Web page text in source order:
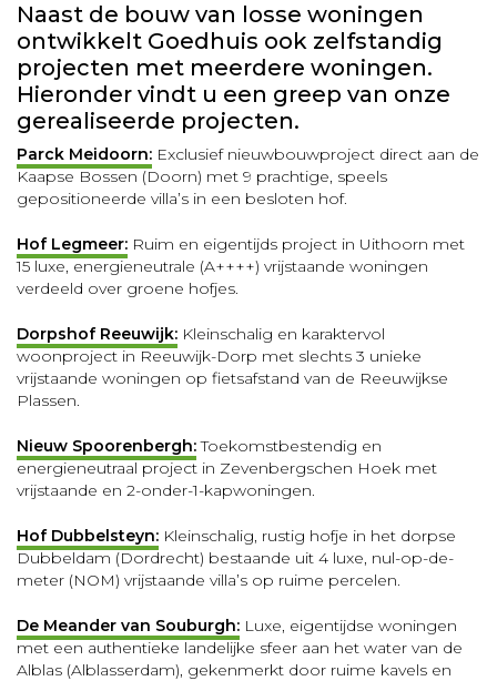
Naast de bouw van losse woningen
ontwikkelt Goedhuis ook zelfstandig
projecten met meerdere woningen.
Hieronder vindt u een greep van onze
gerealiseerde projecten.
Parck Meidoorn: Exclusief nieuwbouwproject direct aan de
Kaapse Bossen (Doorn) met 9 prachtige, speels
gepositioneerde villa’s in een besloten hof.
Hof Legmeer: Ruim en eigentijds project in Uithoorn met
15 luxe, energieneutrale (A++++) vrijstaande woningen
verdeeld over groene hofjes.
Dorpshof Reeuwijk: Kleinschalig en karaktervol
woonproject in Reeuwijk-Dorp met slechts 3 unieke
vrijstaande woningen op fietsafstand van de Reeuwijkse
Plassen.
Nieuw Spoorenbergh:Toekomstbestendig en
energieneutraal project in Zevenbergschen Hoek met
vrijstaande en 2-onder-1-kapwoningen.
Hof Dubbelsteyn: Kleinschalig, rustig hofje in het dorpse
Dubbeldam (Dordrecht) bestaande uit 4 luxe, nul-op-de-
meter (NOM) vrijstaande villa’s op ruime percelen.
De Meander van Souburgh: Luxe, eigentijdse woningen
met een authentieke landelijke sfeer aan het water van de
Alblas (Alblasserdam), gekenmerkt door ruime kavels en